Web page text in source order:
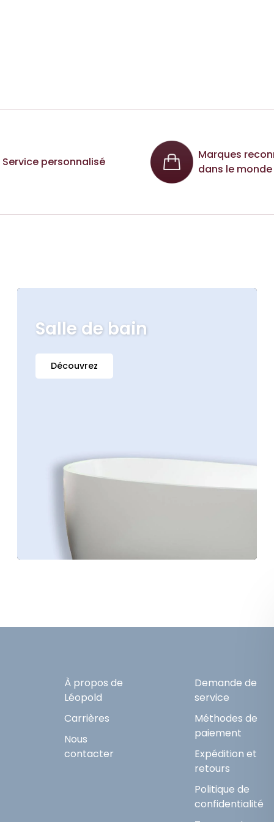
Service personnalisé
Marques
dans le
Salle de bain
Découvrez
À propos de
Léopold
Carrières
Nous
contacter
Demande de
service
Méthodes de
paiement
Expédition et
retours
Politique de
confidentialité